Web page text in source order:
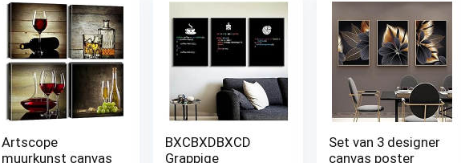
Artscope
muurkunst canvas
BXCBXDBXCD
Grappige
Set van 3 designer
canvas poster